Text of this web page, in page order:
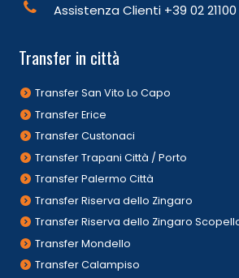
Assistenza Clienti +39 02
Transfer in città
Transfer San Vito Lo Capo
Transfer Erice
Transfer Custonaci
Transfer Trapani Città / Porto
Transfer Palermo Città
Transfer Riserva dello Zingaro
Transfer Riserva dello Zingaro
Transfer Mondello
Transfer Calampiso